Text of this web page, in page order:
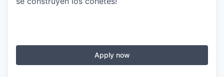
Apply now